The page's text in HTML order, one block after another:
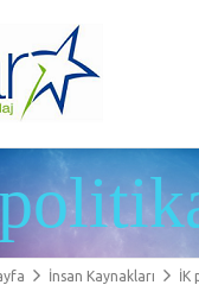
İnsan Kaynakları İK